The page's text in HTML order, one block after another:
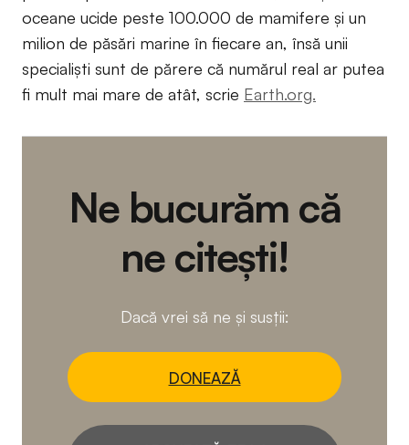
oceane ucide peste 100.000 de mamifere și un
milion de păsări marine în fiecare an, însă unii
specialiști sunt de părere că numărul real ar putea
fi mult mai mare de atât, scrie Earth.org.
Ne bucurăm că
ne citești!
Dacă vrei să ne și susții:
DONEAZĂ